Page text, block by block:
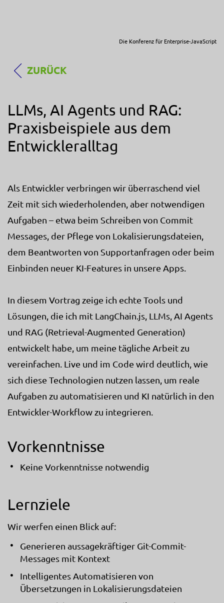
Die Konferenz für Enterprise-JavaScript
ZURÜCK
LLMs, AI Agents und RAG:
Praxisbeispiele aus dem
Entwickleralltag
Als Entwickler verbringen wir überraschend viel
Zeit mit sich wiederholenden, aber notwendigen
Aufgaben – etwa beim Schreiben von Commit
Messages, der Pflege von Lokalisierungsdateien,
dem Beantworten von Supportanfragen oder beim
Einbinden neuer KI-Features in unsere Apps.
In diesem Vortrag zeige ich echte Tools und
Lösungen, die ich mit LangChain.js, LLMs, AI Agents
und RAG (Retrieval-Augmented Generation)
entwickelt habe, um meine tägliche Arbeit zu
vereinfachen. Live und im Code wird deutlich, wie
sich diese Technologien nutzen lassen, um reale
Aufgaben zu automatisieren und KI natürlich in den
Entwickler-Workflow zu integrieren.
Vorkenntnisse
Keine Vorkenntnisse notwendig
Lernziele
Wir werfen einen Blick auf:
Generieren aussagekräftiger Git-Commit-
Messages mit Kontext
Intelligentes Automatisieren von
Übersetzungen in Lokalisierungsdateien